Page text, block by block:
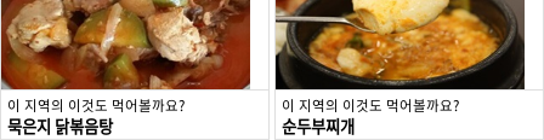
이 지역의 이것도 먹어볼까요?
묵은지 닭볶음탕
이 지역의 이것도 먹어볼까요?
순두부찌개